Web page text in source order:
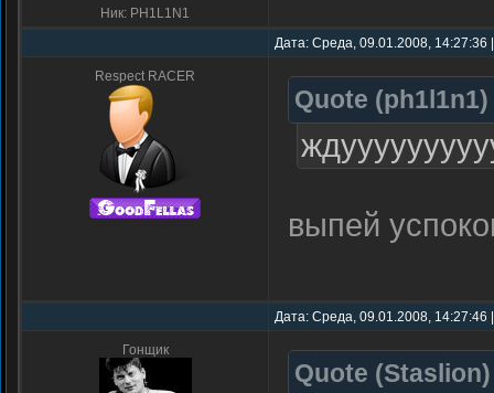
Ник: PH1L1N1
Дата: Среда, 09.01.2008,
Respect RACER
Quote (ph1l1n1)
выпей
Дата: Среда, 09.01.2008,
Гонщик
Quote (Staslion)